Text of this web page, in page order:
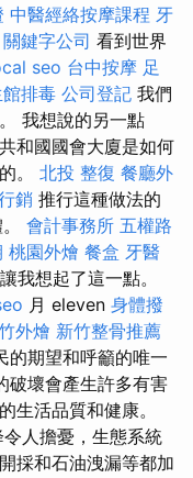
中醫經絡按摩課程 牙
關鍵字公司 看到世界
seo 台中按摩 足
排毒 公司登記 我們
我想說的另一點
和國國會大廈是如何
。 北投 整復 餐廳外
銷 推行這種做法的
會計事務所 五權路
桃園外燴 餐盒 牙醫
我想起了這一點。
月 eleven 身體撥
外燴 新竹整骨推薦
的期望和呼籲的唯一
破壞會產生許多有害
生活品質和健康。
人擔憂，生態系統
採和石油洩漏等都加